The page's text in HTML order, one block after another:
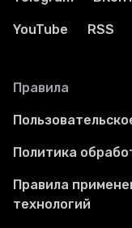
YouTube RSS
Правила
Политика
Правила
технологий